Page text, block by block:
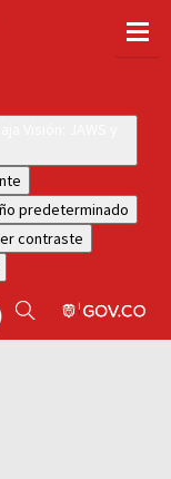
predeterminado
contraste